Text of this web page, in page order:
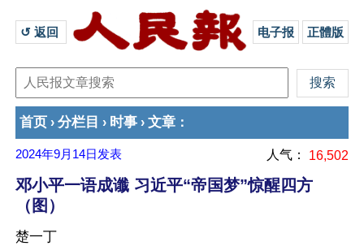
↺ 返回 电子报 正體版
首页 › 分栏目 › 时事 › 文章 ：
2024年9月14日 发表 人气： 16,502
邓小平一语成谶 习近平“帝国梦”惊醒四方
（图）
楚一丁